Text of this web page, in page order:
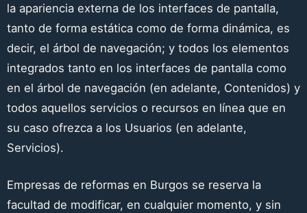
la apariencia externa de los interfaces de pantalla,
tanto de forma estática como de forma dinámica, es
decir, el árbol de navegación; y todos los elementos
integrados tanto en los interfaces de pantalla como
en el árbol de navegación (en adelante, Contenidos) y
todos aquellos servicios o recursos en línea que en
su caso ofrezca a los Usuarios (en adelante,
Servicios).
Empresas de reformas en Burgos se reserva la
facultad de modificar, en cualquier momento, y sin